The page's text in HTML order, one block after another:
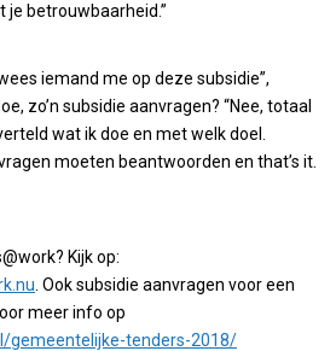
je betrouwbaarheid.”
iemand me op deze subsidie”,
zo’n subsidie aanvragen? “Nee, totaal
wat ik doe en met welk doel.
moeten beantwoorden en that’s it.
Kijk op:
. Ook subsidie aanvragen voor een
meer info op
gemeentelijke-tenders-2018/